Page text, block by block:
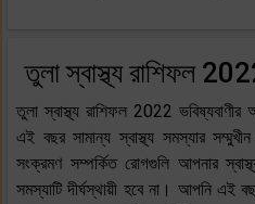
তুলা স্বাস্থ্য রাশিফল
তুলা স্বাস্থ্য রাশিফল 2022 ভবিষ্যবাণীর
এই বছর সামান্য স্বাস্থ্য সমস্যার
সংক্রমণ সম্পর্কিত রোগগুলি আপনার
সমস্যাটি দীর্ঘস্থায়ী হবে না। আপনি এই